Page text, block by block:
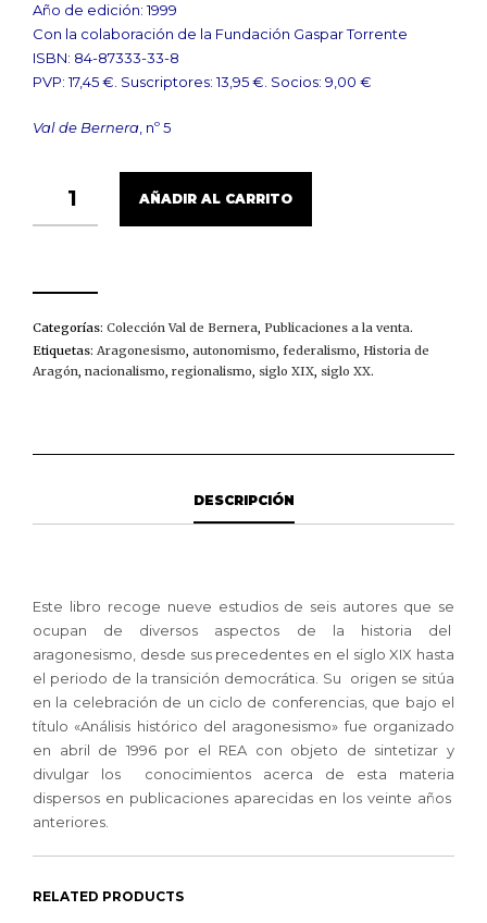
Año de edición: 1999
Con la colaboración de la Fundación Gaspar Torrente
ISBN: 84-87333-33-8
PVP: 17,45 €. Suscriptores: 13,95 €. Socios: 9,00 €
Val de Bernera , nº 5
ARAGONESISMO
AÑADIR AL CARRITO
Categorías: Colección Val de Bernera, Publicaciones a la venta.
Etiquetas: Aragonesismo, autonomismo, federalismo, Historia de
Aragón, nacionalismo, regionalismo, siglo XIX, siglo XX.
DESCRIPCIÓN
Este libro recoge nueve estudios de seis autores que se
ocupan de diversos aspectos de la historia del
aragonesismo, desde sus precedentes en el siglo XIX hasta
el periodo de la transición democrática. Su origen se sitúa
en la celebración de un ciclo de conferencias, que bajo el
título «Análisis histórico del aragonesismo» fue organizado
en abril de 1996 por el REA con objeto de sintetizar y
divulgar los conocimientos acerca de esta materia
dispersos en publicaciones aparecidas en los veinte años
anteriores.
RELATED PRODUCTS